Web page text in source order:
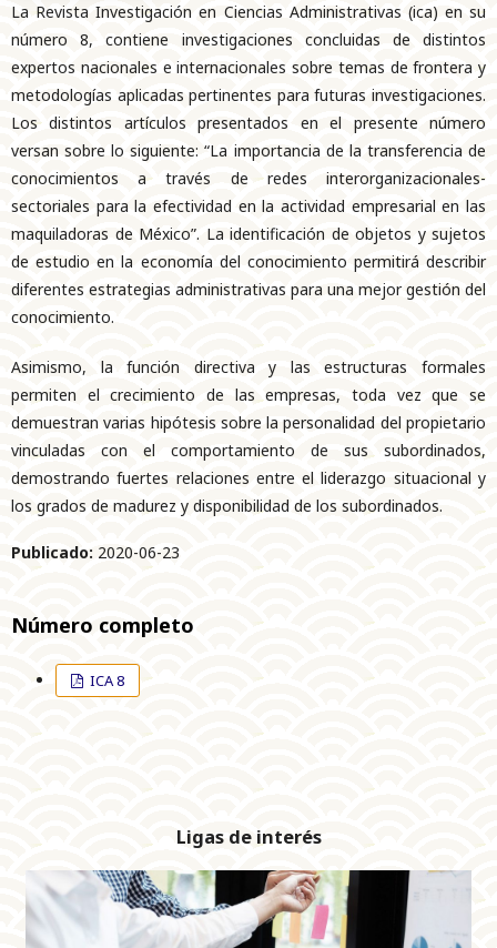
La Revista Investigación en Ciencias Administrativas (ica) en su
número 8, contiene investigaciones concluidas de distintos
expertos nacionales e internacionales sobre temas de frontera y
metodologías aplicadas pertinentes para futuras investigaciones.
Los distintos artículos presentados en el presente número
versan sobre lo siguiente: “La importancia de la transferencia de
conocimientos a través de redes interorganizacionales-
sectoriales para la efectividad en la actividad empresarial en las
maquiladoras de México”. La identificación de objetos y sujetos
de estudio en la economía del conocimiento permitirá describir
diferentes estrategias administrativas para una mejor gestión del
conocimiento.
Asimismo, la función directiva y las estructuras formales
permiten el crecimiento de las empresas, toda vez que se
demuestran varias hipótesis sobre la personalidad del propietario
vinculadas con el comportamiento de sus subordinados,
demostrando fuertes relaciones entre el liderazgo situacional y
los grados de madurez y disponibilidad de los subordinados.
Publicado: 2020-06-23
Número completo
ICA 8
Ligas de interés